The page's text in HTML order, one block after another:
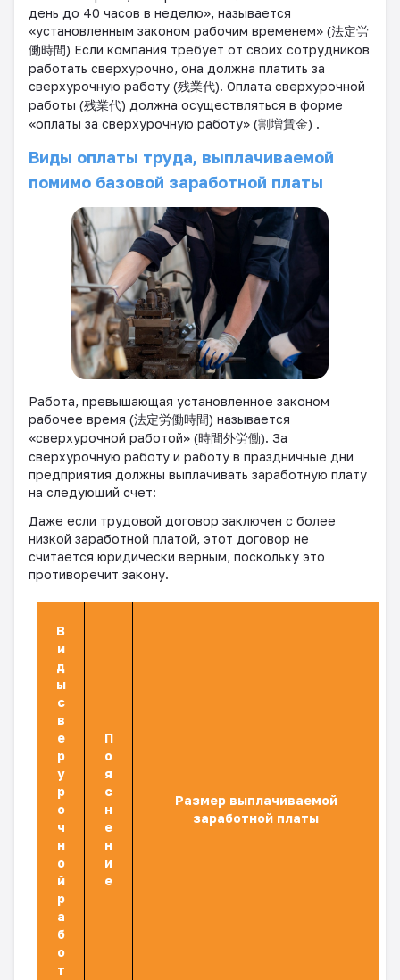
день до 40 часов в неделю», называется
«установленным законом рабочим временем» (法定労
働時間) Если компания требует от своих сотрудников
работать сверхурочно, она должна платить за
сверхурочную работу (残業代). Оплата сверхурочной
работы (残業代) должна осуществляться в форме
«оплаты за сверхурочную работу» (割増賃金) .
Виды оплаты труда, выплачиваемой
помимо базовой заработной платы
Работа, превышающая установленное законом
рабочее время (法定労働時間) называется
«сверхурочной работой» (時間外労働). За
сверхурочную работу и работу в праздничные дни
предприятия должны выплачивать заработную плату
на следующий счет:
Даже если трудовой договор заключен с более
низкой заработной платой, этот договор не
считается юридически верным, поскольку это
противоречит закону.
В
и
д
ы
с
в
е
р
у
р
о
ч
н
о
й
р
а
б
о
т
П
о
я
с
н
е
н
и
е
Размер выплачиваемой
заработной платы